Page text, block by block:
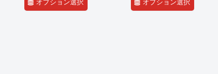
オプション選択 オプション選択